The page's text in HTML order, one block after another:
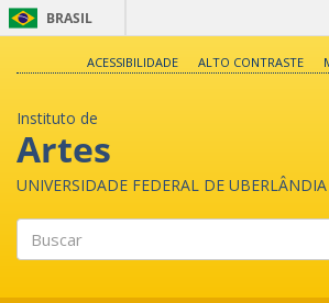
BRASIL
ACESSIBILIDADE ALTO CONTRASTE
Instituto de
Artes
UNIVERSIDADE FEDERAL DE UBERLÂNDIA